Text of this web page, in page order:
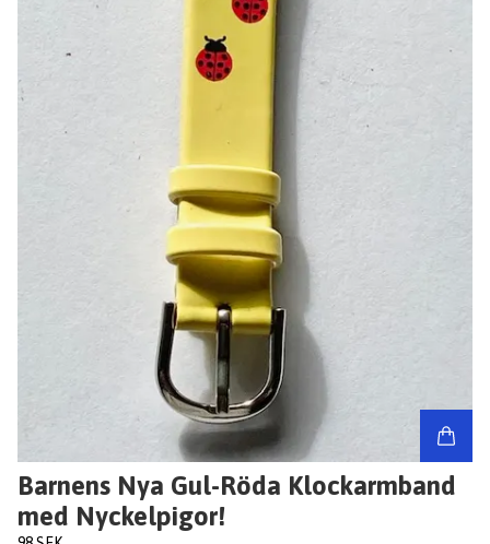
Barnens Nya Gul-Röda Klockarmband
med Nyckelpigor!